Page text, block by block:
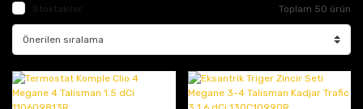
Stoktakiler Toplam 50 ürün